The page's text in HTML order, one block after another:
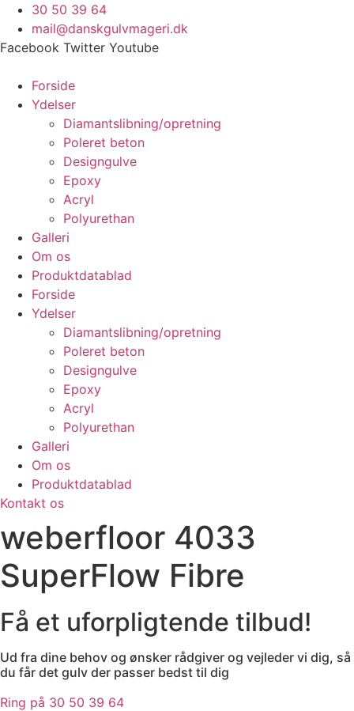
Videre
indhold
30 50 39 64
mail@danskgulvmageri.dk
Facebook Twitter Youtube
Forside
Ydelser
Diamantslibning/opretning
Poleret beton
Designgulve
Epoxy
Acryl
Polyurethan
Galleri
Om os
Produktdatablad
Forside
Ydelser
Diamantslibning/opretning
Poleret beton
Designgulve
Epoxy
Acryl
Polyurethan
Galleri
Om os
Produktdatablad
Kontakt os
weberfloor 4033
SuperFlow Fibre
Få et uforpligtende tilbud!
Ud fra dine behov og ønsker rådgiver og vejleder vi dig, så
du får det gulv der passer bedst til dig
Ring på 30 50 39 64